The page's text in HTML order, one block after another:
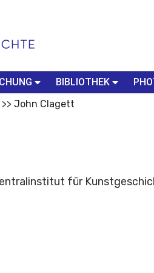
BIBLIOTHEK
John Clagett
für